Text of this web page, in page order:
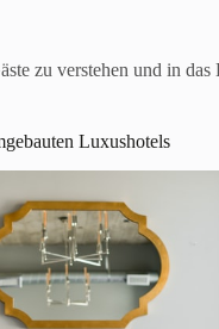
zu verstehen und in
Luxushotels